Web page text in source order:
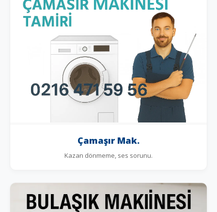
Çamaşır Mak.
Kazan dönmeme, ses sorunu.